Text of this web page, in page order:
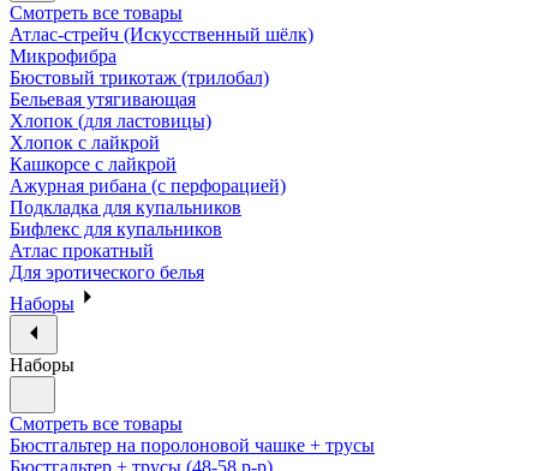
Смотреть все товары
Атлас-стрейч (Искусственный шёлк)
Микрофибра
Бюстовый трикотаж (трилобал)
Бельевая утягивающая
Хлопок (для ластовицы)
Хлопок с лайкрой
Кашкорсе с лайкрой
Ажурная рибана (с перфорацией)
Подкладка для купальников
Бифлекс для купальников
Атлас прокатный
Для эротического белья
Наборы
Наборы
Смотреть все товары
Бюстгальтер на поролоновой чашке + трусы
Бюстгальтер + трусы (48-58 р-р)